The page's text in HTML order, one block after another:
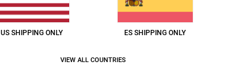
US SHIPPING ONLY ES SHIPPING ONLY
VIEW ALL COUNTRIES